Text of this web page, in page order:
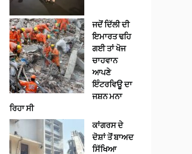
ਜਦੋਂ ਦਿੱਲੀ ਦੀ
ਇਮਾਰਤ ਢਹਿ
ਗਈ ਤਾਂ ਖੋਜ
ਚਾਹਵਾਨ
ਆਪਣੇ
ਇੰਟਰਵਿਊ ਦਾ
ਜਸ਼ਨ ਮਨਾ
ਰਿਹਾ ਸੀ
ਕਾਂਗਰਸ ਦੇ
ਦੋਸ਼ਾਂ ਤੋਂ ਬਾਅਦ
ਸਿੱਖਿਆ